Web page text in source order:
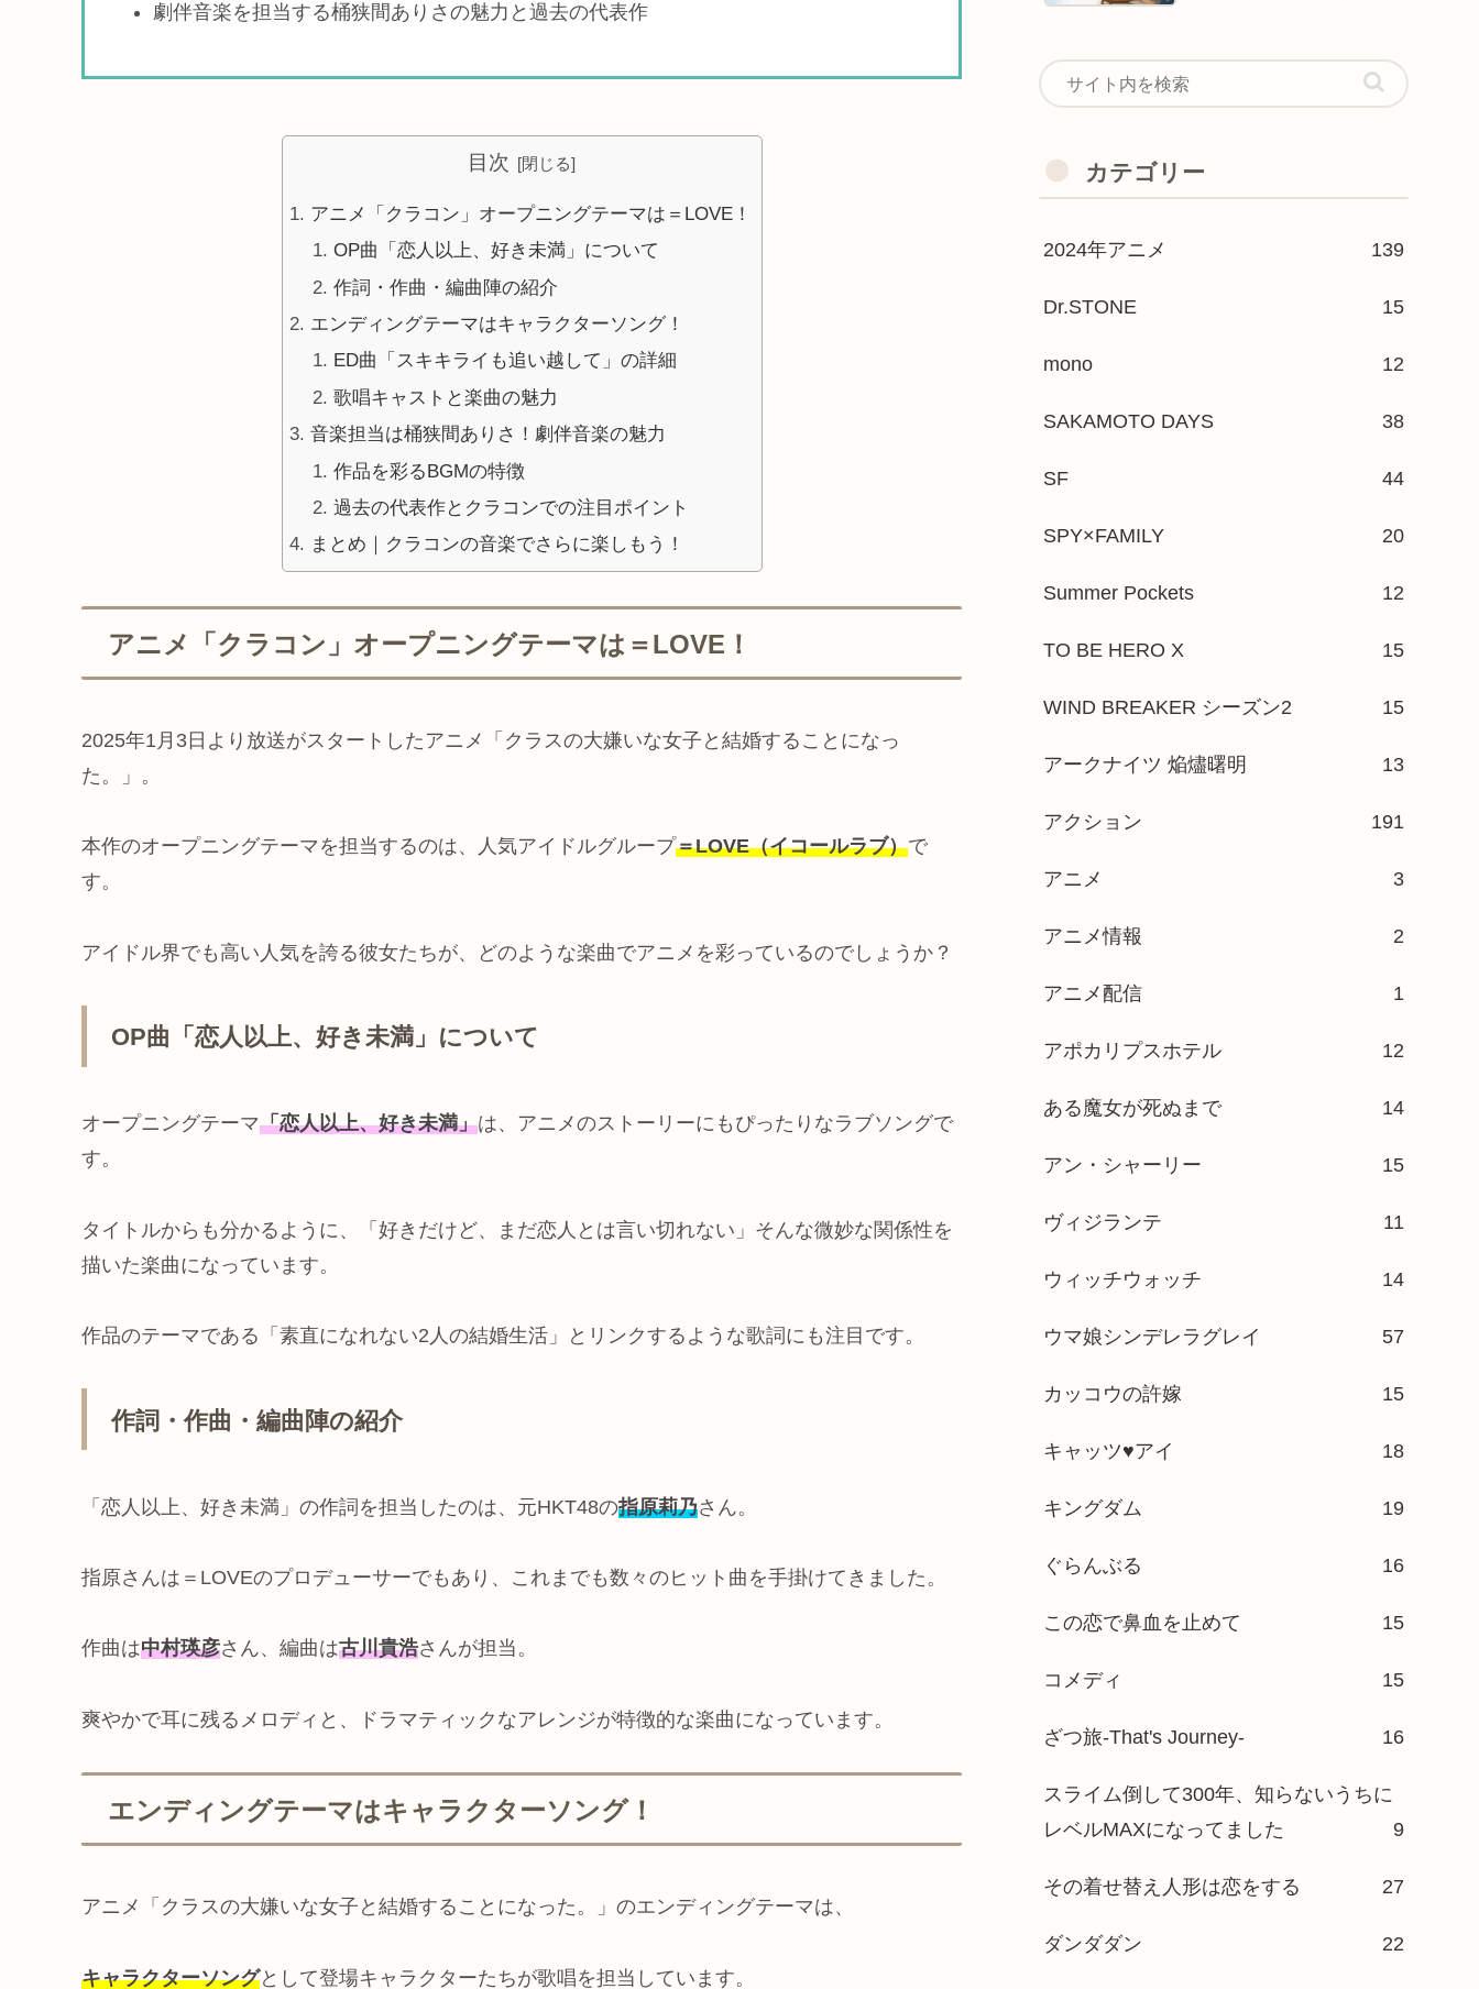
劇伴音楽を担当する桶狭間ありさの魅力と過去の代表作
目次
アニメ「クラコン」オープニングテーマは＝LOVE！
OP曲「恋人以上、好き未満」について
作詞・作曲・編曲陣の紹介
エンディングテーマはキャラクターソング！
ED曲「スキキライも追い越して」の詳細
歌唱キャストと楽曲の魅力
音楽担当は桶狭間ありさ！劇伴音楽の魅力
作品を彩るBGMの特徴
過去の代表作とクラコンでの注目ポイント
まとめ｜クラコンの音楽でさらに楽しもう！
アニメ「クラコン」オープニングテーマは＝LOVE！
2025年1月3日より放送がスタートしたアニメ「クラスの大嫌いな女子と結婚することになっ
た。」。
本作のオープニングテーマを担当するのは、人気アイドルグループ＝LOVE（イコールラブ）で
す。
アイドル界でも高い人気を誇る彼女たちが、どのような楽曲でアニメを彩っているのでしょうか？
OP曲「恋人以上、好き未満」について
オープニングテーマ「恋人以上、好き未満」は、アニメのストーリーにもぴったりなラブソングで
す。
タイトルからも分かるように、「好きだけど、まだ恋人とは言い切れない」そんな微妙な関係性を
描いた楽曲になっています。
作品のテーマである「素直になれない2人の結婚生活」とリンクするような歌詞にも注目です。
作詞・作曲・編曲陣の紹介
「恋人以上、好き未満」の作詞を担当したのは、元HKT48の指原莉乃さん。
指原さんは＝LOVEのプロデューサーでもあり、これまでも数々のヒット曲を手掛けてきました。
作曲は中村瑛彦さん、編曲は古川貴浩さんが担当。
爽やかで耳に残るメロディと、ドラマティックなアレンジが特徴的な楽曲になっています。
エンディングテーマはキャラクターソング！
アニメ「クラスの大嫌いな女子と結婚することになった。」のエンディングテーマは、
キャラクターソングとして登場キャラクターたちが歌唱を担当しています。
カテゴリー
2024年アニメ 139
Dr.STONE 15
mono 12
SAKAMOTO DAYS 38
SF 44
SPY×FAMILY 20
Summer Pockets 12
TO BE HERO X 15
WIND BREAKER シーズン2 15
アークナイツ 焔燼曙明 13
アクション 191
アニメ 3
アニメ情報 2
アニメ配信 1
アポカリプスホテル 12
ある魔女が死ぬまで 14
アン・シャーリー 15
ヴィジランテ 11
ウィッチウォッチ 14
ウマ娘シンデレラグレイ 57
カッコウの許嫁 15
キャッツ♥アイ 18
キングダム 19
ぐらんぶる 16
この恋で鼻血を止めて 15
コメディ 15
ざつ旅-That's Journey- 16
スライム倒して300年、知らないうちに
レベルMAXになってました
9
その着せ替え人形は恋をする 27
ダンダダン 22